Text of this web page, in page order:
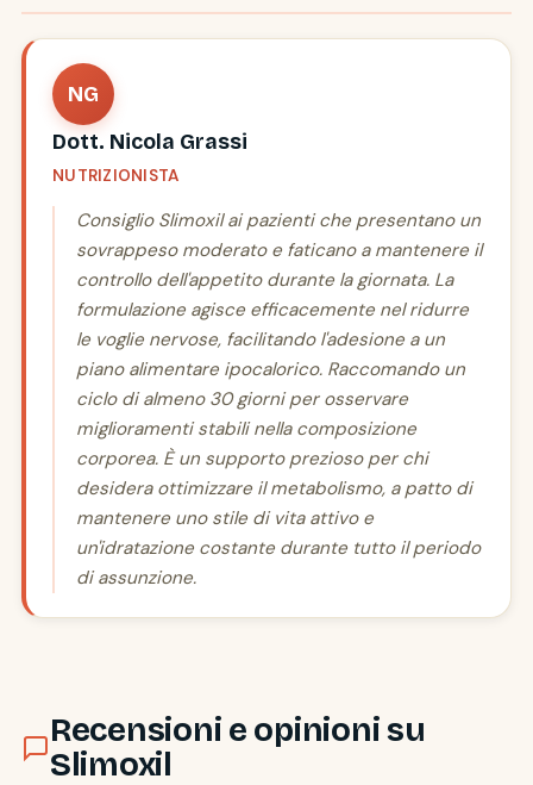
NG
Dott. Nicola Grassi
NUTRIZIONISTA
Consiglio Slimoxil ai pazienti che presentano un
sovrappeso moderato e faticano a mantenere il
controllo dell'appetito durante la giornata. La
formulazione agisce efficacemente nel ridurre
le voglie nervose, facilitando l'adesione a un
piano alimentare ipocalorico. Raccomando un
ciclo di almeno 30 giorni per osservare
miglioramenti stabili nella composizione
corporea. È un supporto prezioso per chi
desidera ottimizzare il metabolismo, a patto di
mantenere uno stile di vita attivo e
un'idratazione costante durante tutto il periodo
di assunzione.
Recensioni e opinioni su
Slimoxil